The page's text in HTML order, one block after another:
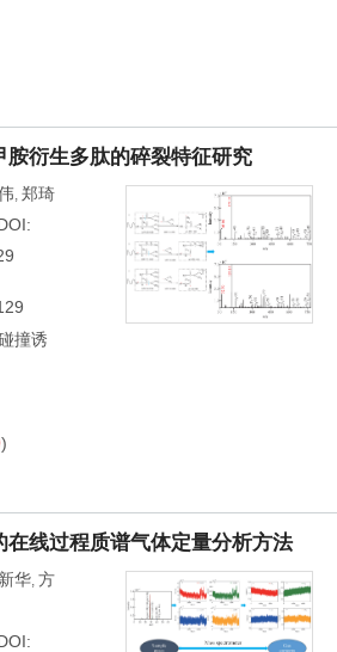
胺衍生多肽的碎裂特征研究
, 郑琦
撞诱
)
在线过程质谱气体定量分析方法
华, 方